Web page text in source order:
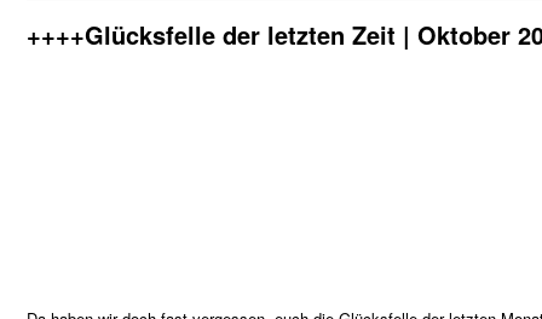
++++Glücksfelle der letzten Zeit | Oktober